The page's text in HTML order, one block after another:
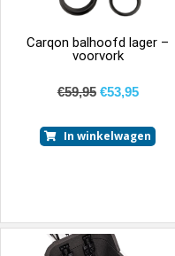
Carqon balhoofd lager –
voorvork
€59,95 €53,95
In winkelwagen